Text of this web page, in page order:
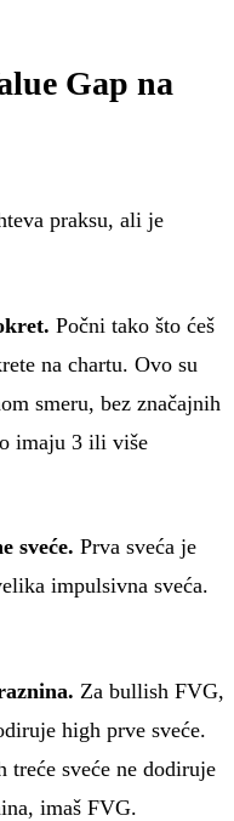
Gap na
praksu, ali je
Počni tako što ćeš
na chartu. Ovo su
smeru, bez značajnih
imaju 3 ili više
sveće. Prva sveća je
impulsivna sveća.
Za bullish FVG,
high prve sveće.
sveće ne dodiruje
imaš FVG.